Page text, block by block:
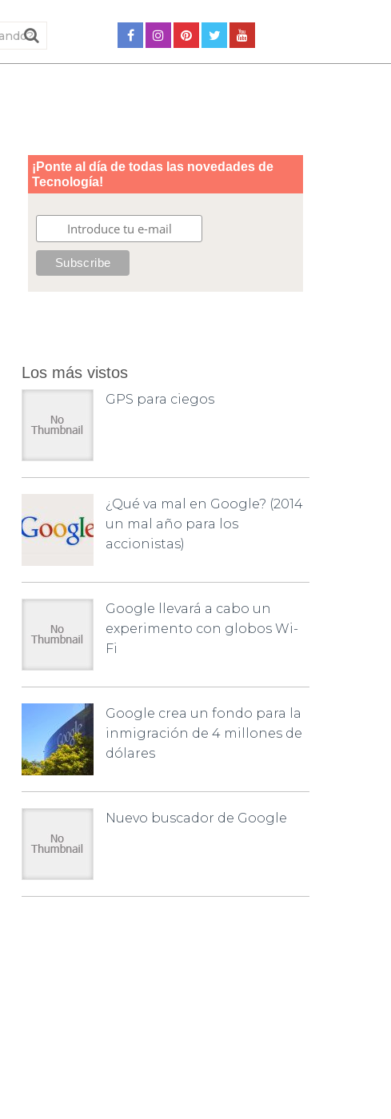
Los más vistos
GPS para ciegos
¿Qué va mal en Google? (2014
un mal año para los
accionistas)
Google llevará a cabo un
experimento con globos Wi-
Fi
Google crea un fondo para la
inmigración de 4 millones de
dólares
Nuevo buscador de Google